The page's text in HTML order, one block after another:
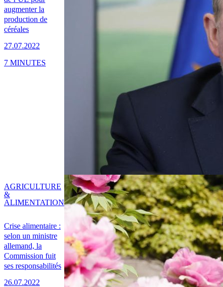
augmenter la
production de
céréales
27.07.2022
7 MINUTES
Crise alimentaire :
selon un ministre
allemand, la
Commission fuit
ses responsabilités
26.07.2022
AGRICULTURE
&
ALIMENTATION